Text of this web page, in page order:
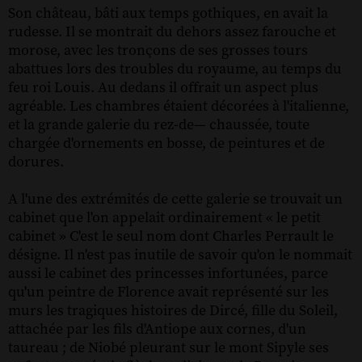
Son château, bâti aux temps gothiques, en avait la
rudesse. Il se montrait du dehors assez farouche et
morose, avec les tronçons de ses grosses tours
abattues lors des troubles du royaume, au temps du
feu roi Louis. Au dedans il offrait un aspect plus
agréable. Les chambres étaient décorées à l'italienne,
et la grande galerie du rez-de— chaussée, toute
chargée d'ornements en bosse, de peintures et de
dorures.
A l'une des extrémités de cette galerie se trouvait un
cabinet que l'on appelait ordinairement « le petit
cabinet » C'est le seul nom dont Charles Perrault le
désigne. Il n'est pas inutile de savoir qu'on le nommait
aussi le cabinet des princesses infortunées, parce
qu'un peintre de Florence avait représenté sur les
murs les tragiques histoires de Dircé, fille du Soleil,
attachée par les fils d'Antiope aux cornes, d'un
taureau ; de Niobé pleurant sur le mont Sipyle ses